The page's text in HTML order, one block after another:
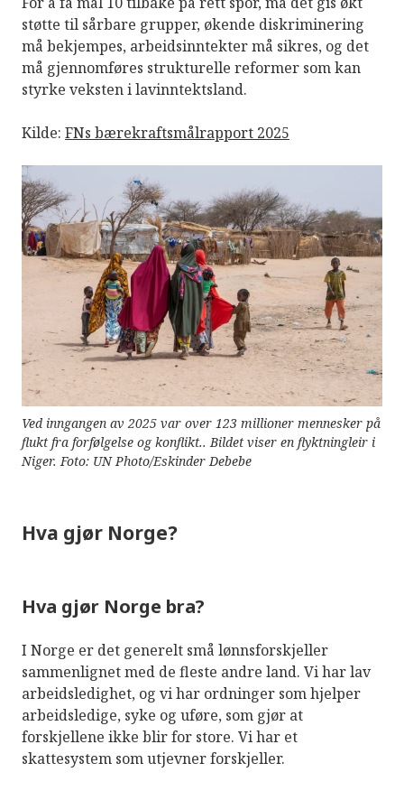
støtte til sårbare grupper, økende diskriminering
må bekjempes, arbeidsinntekter må sikres, og det
må gjennomføres strukturelle reformer som kan
styrke veksten i lavinntektsland.
Kilde: FNs bærekraftsmålrapport 2025
Ved inngangen av 2025 var over 123 millioner mennesker på
flukt fra forfølgelse og konflikt.. Bildet viser en flyktningleir i
Niger. Foto: UN Photo/Eskinder Debebe
Hva gjør Norge?
Hva gjør Norge bra?
I Norge er det generelt små lønnsforskjeller
sammenlignet med de fleste andre land. Vi har lav
arbeidsledighet, og vi har ordninger som hjelper
arbeidsledige, syke og uføre, som gjør at
forskjellene ikke blir for store. Vi har et
skattesystem som utjevner forskjeller.